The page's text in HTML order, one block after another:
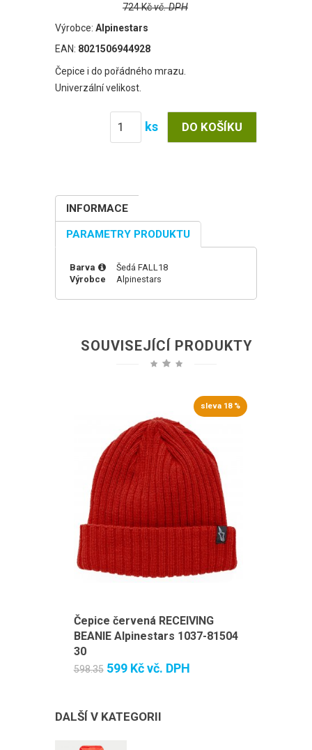
724 Kčvč. DPH
Výrobce: Alpinestars
EAN: 8021506944928
Čepice i do pořádného mrazu.
Univerzální velikost.
ks
INFORMACE
PARAMETRY PRODUKTU
Barva Šedá FALL18
Výrobce
Alpinestars
SOUVISEJÍCÍ PRODUKTY
sleva 18 %
Čepice červená RECEIVING
BEANIE Alpinestars 1037-81504
30
598.35 599 Kč vč. DPH
DALŠÍ V KATEGORII